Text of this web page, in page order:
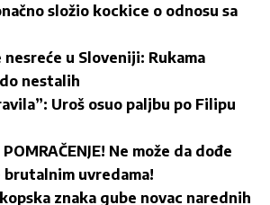
složio kockice o odnosu sa
u Sloveniji: Rukama
nestalih
Uroš osuo paljbu po Filipu
POMRAČENJE! Ne može da dođe
brutalnim uvredama!
znaka gube novac narednih